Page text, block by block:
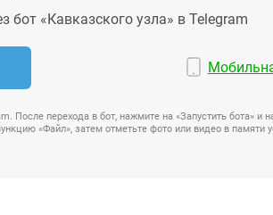
бот «Кавказского узла» в Telegram
После перехода в бот, нажмите на «Запустить бота» и
«Файл», затем отметьте фото или видео в памяти